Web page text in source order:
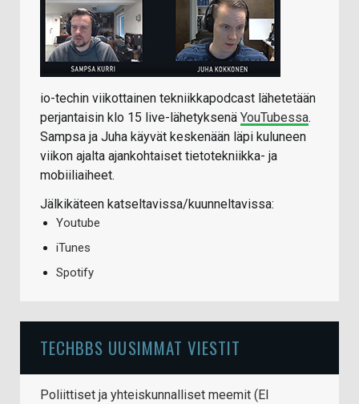
io-techin viikottainen tekniikkapodcast lähetetään
perjantaisin klo 15 live-lähetyksenä YouTubessa.
Sampsa ja Juha käyvät keskenään läpi kuluneen
viikon ajalta ajankohtaiset tietotekniikka- ja
mobiiliaiheet.
Jälkikäteen katseltavissa/kuunneltavissa:
Youtube
iTunes
Spotify
TECHBBS UUSIMMAT VIESTIT
Poliittiset ja yhteiskunnalliset meemit (EI